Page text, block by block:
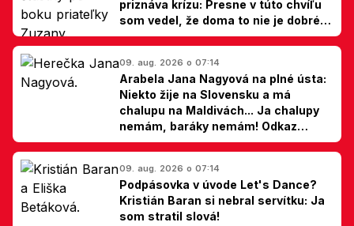
priznáva krízu: Presne v túto chvíľu
som vedel, že doma to nie je dobré,
hovorí Milan Ondrík
09. aug. 2026 o 07:14
Arabela Jana Nagyová na plné ústa:
Niekto žije na Slovensku a má
chalupu na Maldivách... Ja chalupy
nemám, baráky nemám! Odkaz
Slovákom
09. aug. 2026 o 07:14
Podpásovka v úvode Let's Dance?
Kristián Baran si nebral servítku: Ja
som stratil slová!